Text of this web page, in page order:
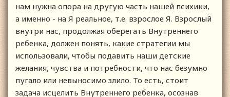
нам нужна опора на другую часть нашей психики,
а именно - на Я реальное, т.е. взрослое Я. Взрослый
внутри нас, продолжая оберегать Внутреннего
ребенка, должен понять, какие стратегии мы
использовали, чтобы подавить наши детские
желания, чувства и потребности, что нас безумно
пугало или невыносимо злило. То есть, стоит
задача исцелить Внутреннего ребенка, осознав